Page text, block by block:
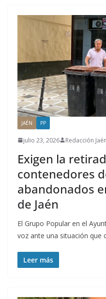
JAÉN PP
julio 23, 2026 Redacción
Exigen la
contenedores
abandonados
de Jaén
El Grupo Popular en el
voz ante una situación que
Leer más